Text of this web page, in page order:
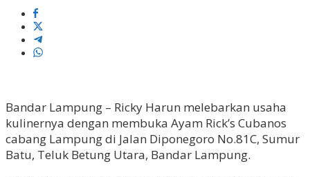
Bandar Lampung – Ricky Harun melebarkan usaha
kulinernya dengan membuka Ayam Rick’s Cubanos
cabang Lampung di Jalan Diponegoro No.81C, Sumur
Batu, Teluk Betung Utara, Bandar Lampung.